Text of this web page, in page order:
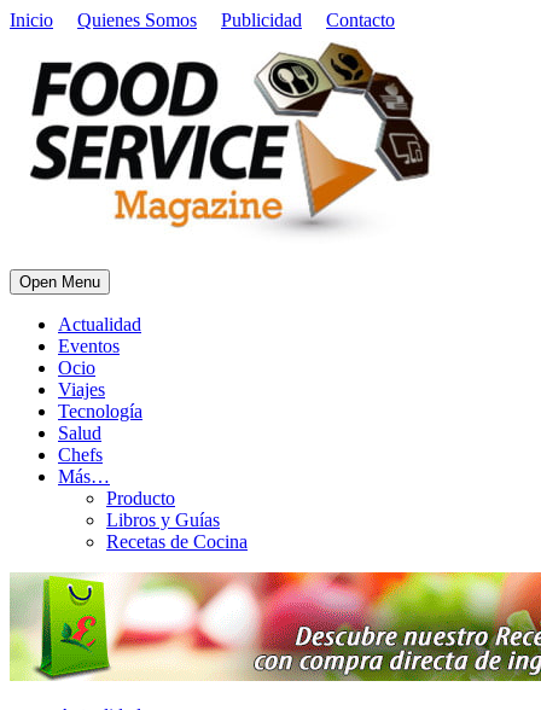
Inicio Quienes Somos Publicidad Contacto
Open Menu
Actualidad
Eventos
Ocio
Viajes
Tecnología
Salud
Chefs
Más…
Producto
Libros y Guías
Recetas de Cocina